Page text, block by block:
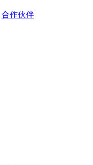
合作伙伴